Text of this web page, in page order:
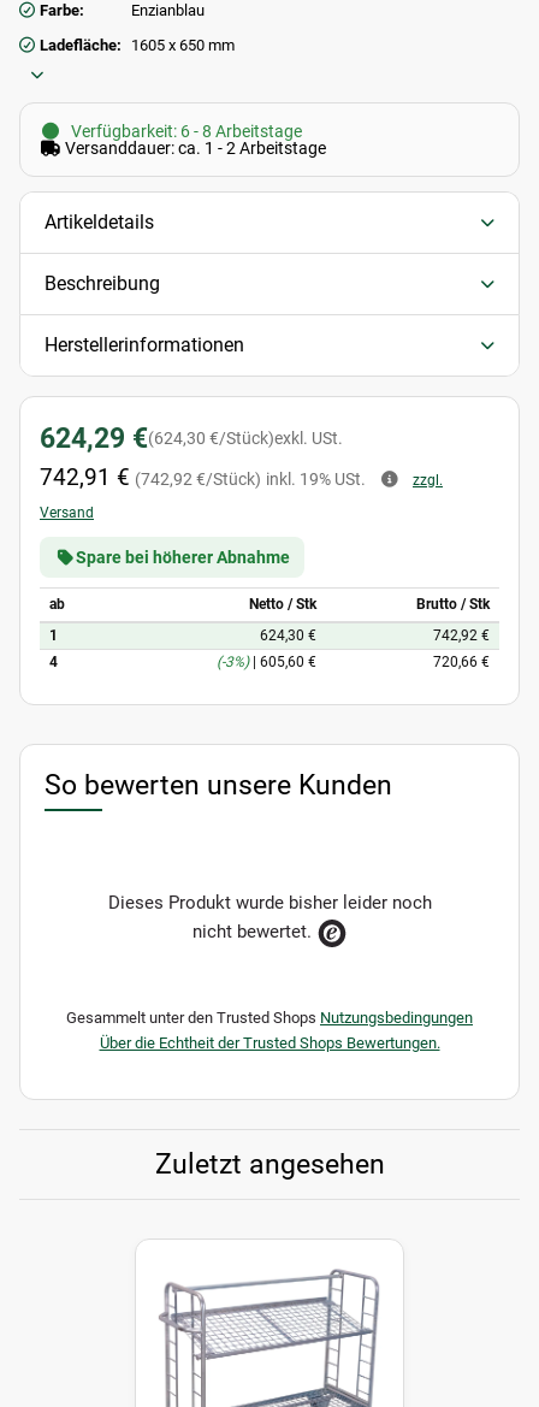
Farbe:
Enzianblau
Ladefläche:
1605 x 650 mm
Verfügbarkeit: 6 - 8 Arbeitstage
Versanddauer: ca. 1 - 2 Arbeitstage
Artikeldetails
Beschreibung
Herstellerinformationen
624,29 €(624,30 €/Stück)exkl. USt.
742,91 € (742,92 €/Stück) inkl. 19% USt.
zzgl.
Versand
Spare bei höherer Abnahme
ab Netto / Stk
Brutto / Stk
1
624,30 €
742,92 €
4
(-3%) 605,60 € 720,66 €
So bewerten unsere Kunden
Dieses Produkt wurde bisher leider noch
nicht bewertet.
Gesammelt unter den Trusted Shops Nutzungsbedingungen
Über die Echtheit der Trusted Shops Bewertungen.
Zuletzt angesehen